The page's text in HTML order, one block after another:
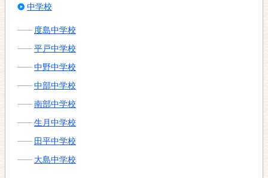
中学校
度島中学校
平戸中学校
中野中学校
中部中学校
南部中学校
生月中学校
田平中学校
大島中学校